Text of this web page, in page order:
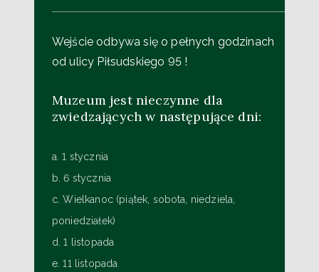
Wejście odbywa się o pełnych godzinach
od ulicy Piłsudskiego 95 !
Muzeum jest nieczynne dla
zwiedzających w następujące dni:
a. 1 stycznia
b. 6 stycznia
c. Wielkanoc (piątek, sobota, niedziela,
poniedziałek)
d. 1 listopada
e. 11 listopada